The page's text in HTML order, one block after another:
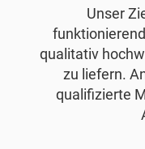
Unser
qualitativ
zu liefern.
qualifizierte